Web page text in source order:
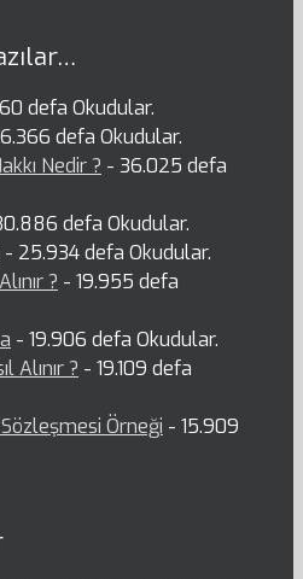
defa Okudular.
defa Okudular.
Nedir ? - 36.025 defa
defa Okudular.
- 25.934 defa Okudular.
? - 19.955 defa
- 19.906 defa Okudular.
Alınır ? - 19.109 defa
Örneği - 15.909